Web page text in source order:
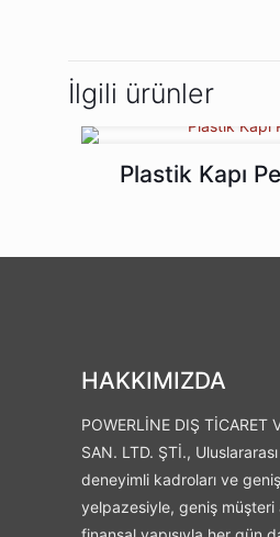
İlgili ürünler
Plastik Kapı
HAKKIMIZDA
POWERLİNE DIŞ TİCARET
SAN. LTD. ŞTİ.,
deneyimli kadroları ve
yelpazesiyle, geniş müşteri